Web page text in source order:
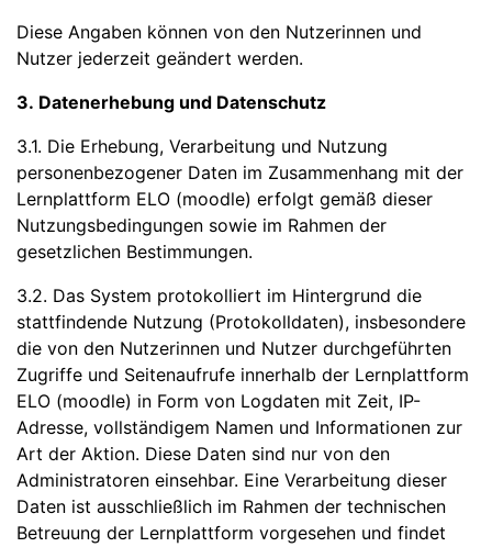
Diese Angaben können von den Nutzerinnen und
Nutzer jederzeit geändert werden.
3. Datenerhebung und Datenschutz
3.1. Die Erhebung, Verarbeitung und Nutzung
personenbezogener Daten im Zusammenhang mit der
Lernplattform ELO (moodle) erfolgt gemäß dieser
Nutzungsbedingungen sowie im Rahmen der
gesetzlichen Bestimmungen.
3.2. Das System protokolliert im Hintergrund die
stattfindende Nutzung (Protokolldaten), insbesondere
die von den Nutzerinnen und Nutzer durchgeführten
Zugriffe und Seitenaufrufe innerhalb der Lernplattform
ELO (moodle) in Form von Logdaten mit Zeit, IP-
Adresse, vollständigem Namen und Informationen zur
Art der Aktion. Diese Daten sind nur von den
Administratoren einsehbar. Eine Verarbeitung dieser
Daten ist ausschließlich im Rahmen der technischen
Betreuung der Lernplattform vorgesehen und findet